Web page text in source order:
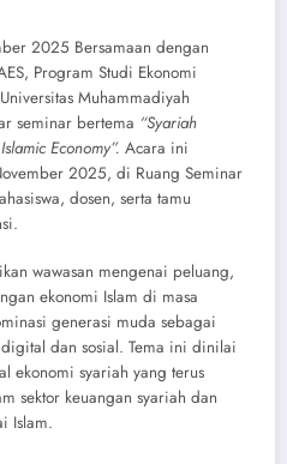
2025 Bersamaan dengan
Program Studi Ekonomi
Muhammadiyah
seminar bertema “Syariah
Economy”. Acara ini
2025, di Ruang Seminar
dosen, serta tamu
wawasan mengenai peluang,
ekonomi Islam di masa
generasi muda sebagai
dan sosial. Tema ini dinilai
ekonomi syariah yang terus
sektor keuangan syariah dan
Islam.